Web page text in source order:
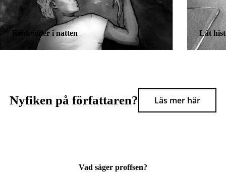
Krokodiler i natten Låt
Nyfiken på författaren? Läs mer här
Vad säger proffsen?